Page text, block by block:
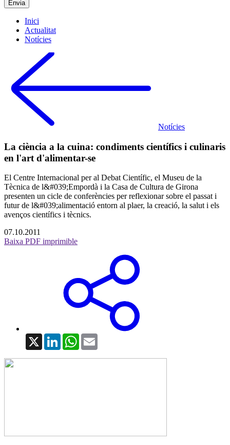
Inici
Actualitat
Notícies
Notícies
La ciència a la cuina: condiments científics i culinaris
en l'art d'alimentar-se
El Centre Internacional per al Debat Científic, el Museu de la
Tècnica de l&#039;Empordà i la Casa de Cultura de Girona
presenten un cicle de conferències per reflexionar sobre el passat i
futur de l&#039;alimentació entorn al plaer, la creació, la salut i els
avenços científics i tècnics.
07.10.2011
Baixa PDF imprimible
X LinkedInWhatsApp